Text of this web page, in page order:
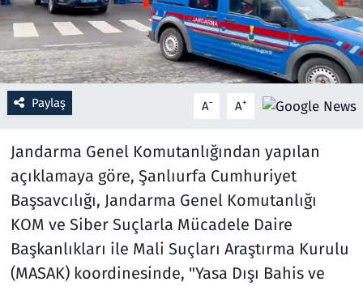
Paylaş A- A+
Jandarma Genel Komutanlığından yapılan
açıklamaya göre, Şanlıurfa Cumhuriyet
Başsavcılığı, Jandarma Genel Komutanlığı
KOM ve Siber Suçlarla Mücadele Daire
Başkanlıkları ile Mali Suçları Araştırma Kurulu
(MASAK) koordinesinde, "Yasa Dışı Bahis ve
Rüya Tabirleri
Sağlık
Savunma Sanayi
Spor
Teknoloji ve Bilim
Televizyon